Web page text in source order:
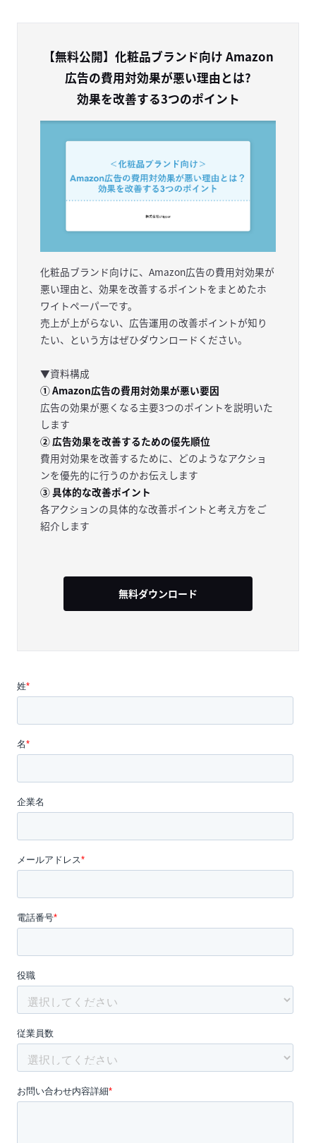
【無料公開】化粧品ブランド向け Amazon
広告の費用対効果が悪い理由とは?
効果を改善する3つのポイント
化粧品ブランド向けに、Amazon広告の費用対効果が
悪い理由と、効果を改善するポイントをまとめたホ
ワイトペーパーです。
売上が上がらない、広告運用の改善ポイントが知り
たい、という方はぜひダウンロードください。
▼資料構成
① Amazon広告の費用対効果が悪い要因
広告の効果が悪くなる主要3つのポイントを説明いた
します
② 広告効果を改善するための優先順位
費用対効果を改善するために、どのようなアクショ
ンを優先的に行うのかお伝えします
③ 具体的な改善ポイント
各アクションの具体的な改善ポイントと考え方をご
紹介します
無料ダウンロード